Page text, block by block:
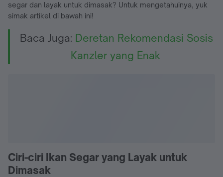
segar dan layak untuk dimasak? Untuk mengetahuinya, yuk
simak artikel di bawah ini!
Baca Juga: Deretan Rekomendasi Sosis
Kanzler yang Enak
Ciri-ciri Ikan Segar yang Layak untuk
Dimasak